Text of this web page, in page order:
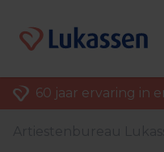
60 jaar ervaring in